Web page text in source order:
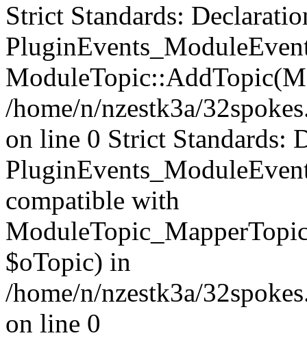
Strict Standards:
/home/n/nzestk3a/
on line 0 Strict Standards:
compatible with
$oTopic) in
/home/n/nzestk3a/
on line 0